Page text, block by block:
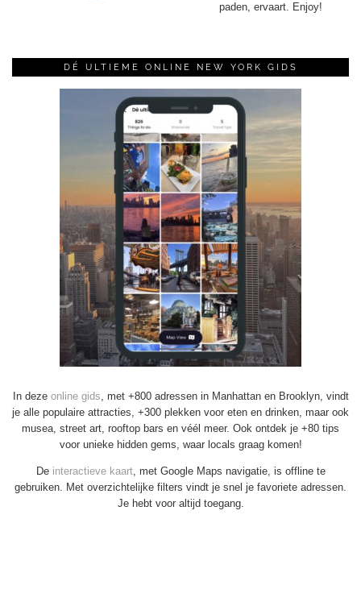
paden, ervaart. Enjoy!
DÉ ULTIEME ONLINE NEW YORK GIDS
In deze online gids , met +800 adressen in Manhattan en Brooklyn, vindt
je alle populaire attracties, +300 plekken voor eten en drinken, maar ook
musea, street art, rooftop bars en véél meer. Ook ontdek je +80 tips
voor unieke hidden gems, waar locals graag komen!
De interactieve kaart, met Google Maps navigatie, is offline te
gebruiken. Met overzichtelijke filters vindt je snel je favoriete adressen.
Je hebt voor altijd toegang.